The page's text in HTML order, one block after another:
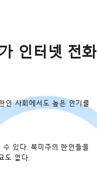
인터넷 전화
인 사회에서도 높은 인기를
있다. 북미주의 한인들을
도 없다.